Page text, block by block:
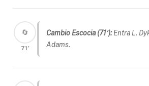
🔄
71′
Cambio Escocia (71′):Entra L.
Adams.